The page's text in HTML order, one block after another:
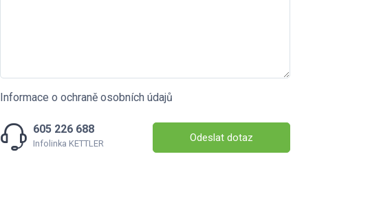
Informace o ochraně osobních údajů
605 226 688
Infolinka KETTLER Odeslat dotaz